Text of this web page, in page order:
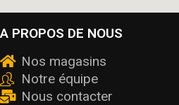
A PROPOS DE NOUS
Nos magasins
Notre équipe
Nous contacter